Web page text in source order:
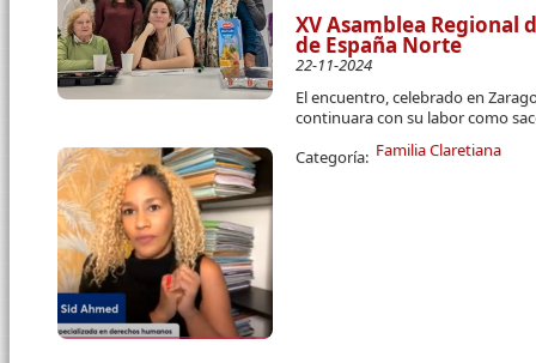
Categoría:
XV Asamblea Regional
de España Norte
22-11-2024
El encuentro, celebrado en
continuara con su labor como
Familia Claretiana
Páginas